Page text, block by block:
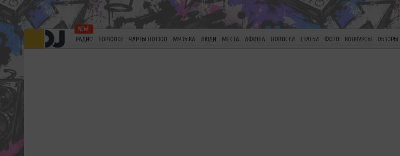
РАДИО TOP100DJ ЧАРТЫ HOT100 МУЗЫКА ЛЮДИ МЕСТА АФИША НОВОСТИ СТАТЬИ ФОТО КОНКУРСЫ ОБЗОРЫ